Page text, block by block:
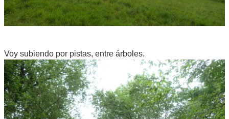
Voy subiendo por pistas, entre árboles.